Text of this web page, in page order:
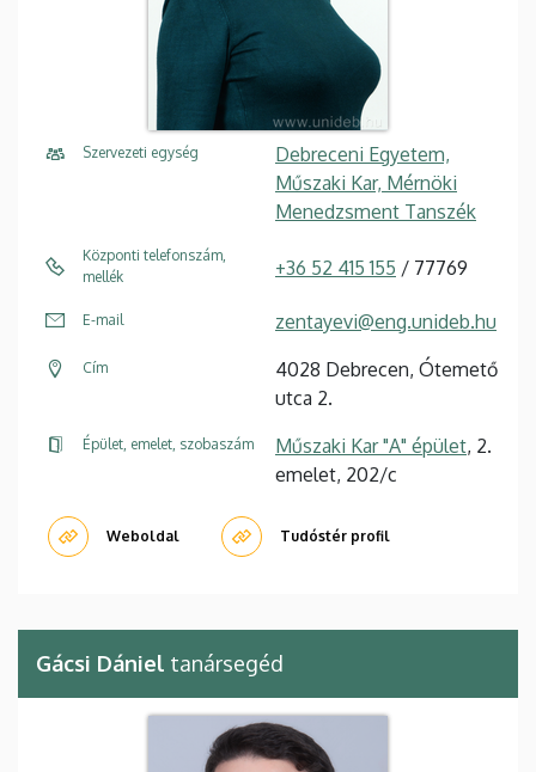
Szervezeti egység
Debreceni Egyetem,
Műszaki Kar, Mérnöki
Menedzsment Tanszék
Központi telefonszám,
mellék
+36 52 415 155 / 77769
E-mail zentayevi@eng.unideb.hu
Cím
4028 Debrecen, Ótemető
utca 2.
Épület, emelet, szobaszám Műszaki Kar "A" épület, 2.
emelet, 202/c
Weboldal Tudóstér profil
Gácsi Dániel tanársegéd